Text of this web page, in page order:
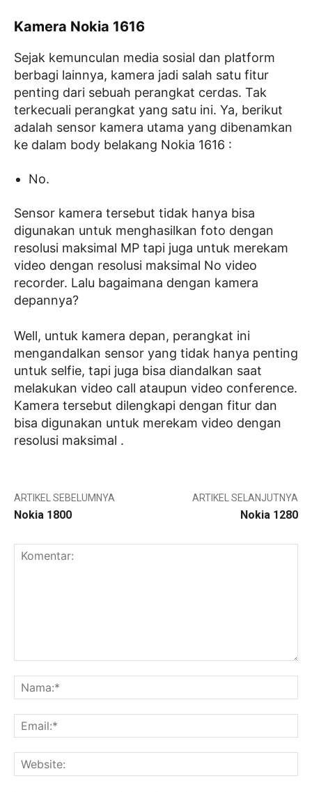
Kamera Nokia 1616
Sejak kemunculan media sosial dan platform
berbagi lainnya, kamera jadi salah satu fitur
penting dari sebuah perangkat cerdas. Tak
terkecuali perangkat yang satu ini. Ya, berikut
adalah sensor kamera utama yang dibenamkan
ke dalam body belakang Nokia 1616 :
No.
Sensor kamera tersebut tidak hanya bisa
digunakan untuk menghasilkan foto dengan
resolusi maksimal MP tapi juga untuk merekam
video dengan resolusi maksimal No video
recorder. Lalu bagaimana dengan kamera
depannya?
Well, untuk kamera depan, perangkat ini
mengandalkan sensor yang tidak hanya penting
untuk selfie, tapi juga bisa diandalkan saat
melakukan video call ataupun video conference.
Kamera tersebut dilengkapi dengan fitur dan
bisa digunakan untuk merekam video dengan
resolusi maksimal .
ARTIKEL SEBELUMNYA
Nokia 1800
ARTIKEL SELANJUTNYA
Nokia 1280